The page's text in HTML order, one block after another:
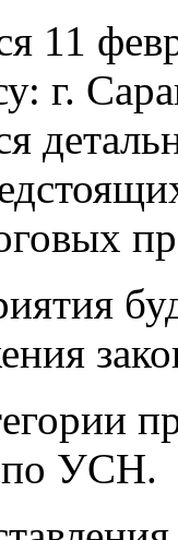
11
г.
по УСН.